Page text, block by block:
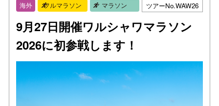
海外 フルマラソン マラソン ツアーNo.WAW26
9月27日開催ワルシャワマラソン
2026に初参戦します！